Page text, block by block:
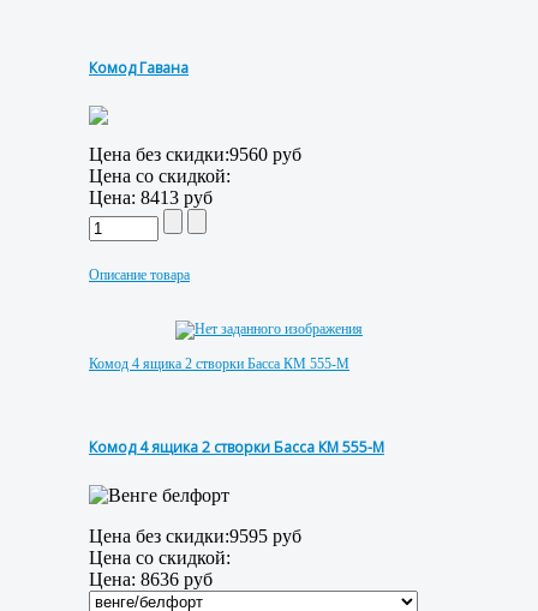
Комод Гавана
Цена без скидки:9560 руб
Цена со скидкой:
Цена: 8413 руб
Описание товара
Комод 4 ящика 2 створки Басса КМ 555-М
Комод 4 ящика 2 створки Басса КМ 555-М
Цена без скидки:9595 руб
Цена со скидкой:
Цена: 8636 руб